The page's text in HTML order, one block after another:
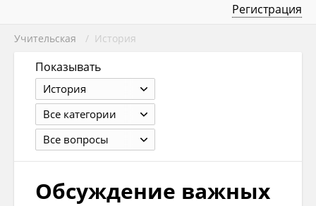
Регистрация
Учительская / История
Показывать
История
Все категории
Все вопросы
Обсуждение важных